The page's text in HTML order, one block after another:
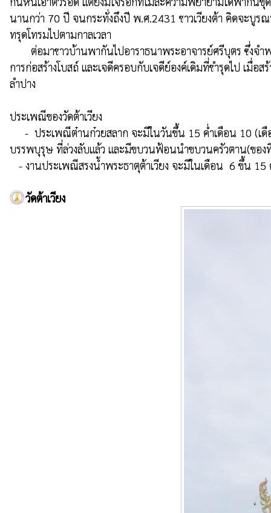
นานกว่า 70 ปี จนกระทั่งถึงปี พ.ศ.2431 ชาวเวียงต้า คิดจะบูร
ทรุดโทรมไปตามกาลเวลา
การก่อสร้างโบสถ์ และเจดีครอบกับเจดีย์องค์เดิมที่ชำรุดไป เมื่อ
ลำปาง
ประเพณีของวัดต้าเวียง
บรรพบุรุษ ที่ล่วงลับแล้ว และมีขบวนฟ้อนนำขบวนครัวตาน(ขอ
- งานประเพณีสรงน้ำพระธาตุต้าเวียง จะมีในเดือน  6 ขึ้น
วัดต้าเวียง